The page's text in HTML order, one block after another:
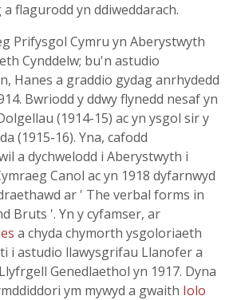
flagurodd yn ddiweddarach.
Prifysgol Cymru yn Aberystwyth
Cynddelw; bu'n astudio
Hanes a graddio gydag anrhydedd
Bwriodd y ddwy flynedd nesaf yn
(1914-15) ac yn ysgol sir y
(1915-16). Yna, cafodd
a dychwelodd i Aberystwyth i
Canol ac yn 1918 dyfarnwyd
ar ' The verbal forms in
Bruts '. Yn y cyfamser, ar
a chyda chymorth ysgoloriaeth
i astudio llawysgrifau Llanofer a
Genedlaethol yn 1917. Dyna
ym mywyd a gwaith Iolo